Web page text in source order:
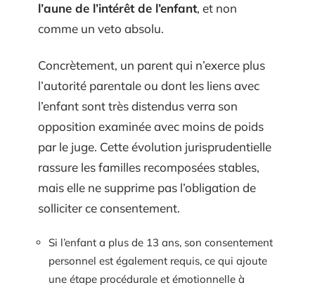
l’aune de l’intérêt de l’enfant, et non
comme un veto absolu.
Concrètement, un parent qui n’exerce plus
l’autorité parentale ou dont les liens avec
l’enfant sont très distendus verra son
opposition examinée avec moins de poids
par le juge. Cette évolution jurisprudentielle
rassure les familles recomposées stables,
mais elle ne supprime pas l’obligation de
solliciter ce consentement.
Si l’enfant a plus de 13 ans, son consentement
personnel est également requis, ce qui ajoute
une étape procédurale et émotionnelle à